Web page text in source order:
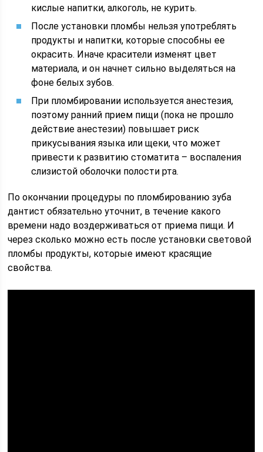
кислые напитки, алкоголь, не курить.
После установки пломбы нельзя употреблять
продукты и напитки, которые способны ее
окрасить. Иначе красители изменят цвет
материала, и он начнет сильно выделяться на
фоне белых зубов.
При пломбировании используется анестезия,
поэтому ранний прием пищи (пока не прошло
действие анестезии) повышает риск
прикусывания языка или щеки, что может
привести к развитию стоматита – воспаления
слизистой оболочки полости рта.
По окончании процедуры по пломбированию зуба
дантист обязательно уточнит, в течение какого
времени надо воздерживаться от приема пищи. И
через сколько можно есть после установки световой
пломбы продукты, которые имеют красящие
свойства.